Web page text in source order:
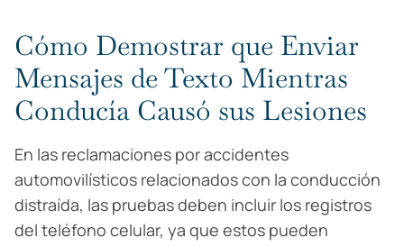
Cómo Demostrar que Enviar
Mensajes de Texto Mientras
Conducía Causó sus Lesiones
En las reclamaciones por accidentes
automovilísticos relacionados con la conducción
distraída, las pruebas deben incluir los registros
del teléfono celular, ya que estos pueden